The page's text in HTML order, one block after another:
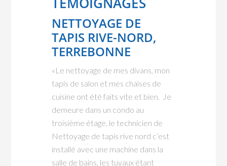
NETTOYAGE DE
TAPIS RIVE-NORD,
TERREBONNE
«Le nettoyage de mes divans, mon
tapis de salon et mes chaises de
cuisine ont été faits vite et bien. Je
demeure dans un condo au
troisième étage, le technicien de
Nettoyage de tapis rive nord c’est
installé avec une machine dans la
salle de bains, les tuyaux étant